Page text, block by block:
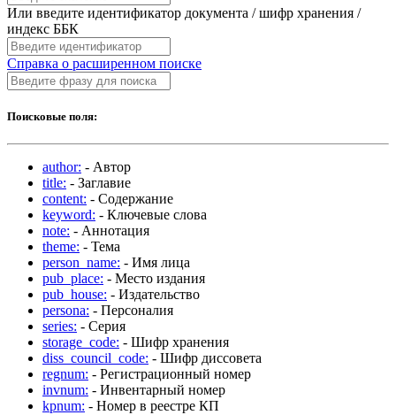
Или введите идентификатор документа / шифр хранения /
индекс ББК
Справка о расширенном поиске
Поисковые поля:
author: - Автор
title: - Заглавие
content: - Содержание
keyword: - Ключевые слова
note: - Аннотация
theme: - Тема
person_name: - Имя лица
pub_place: - Место издания
pub_house: - Издательство
persona: - Персоналия
series: - Серия
storage_code: - Шифр хранения
diss_council_code: - Шифр диссовета
regnum: - Регистрационный номер
invnum: - Инвентарный номер
kpnum: - Номер в реестре КП